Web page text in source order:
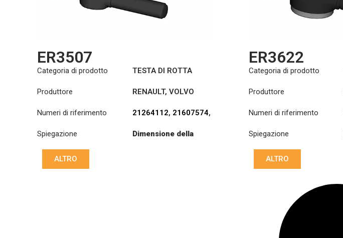
ER3507
Categoria di prodotto TESTA DI ROTTA
Produttore RENAULT, VOLVO
Numeri di riferimento 21264112, 21607574,
Spiegazione
Dimensione della
ALTRO
ER3622
Categoria di prodotto
Produttore
Numeri di riferimento
Spiegazione
ALTRO